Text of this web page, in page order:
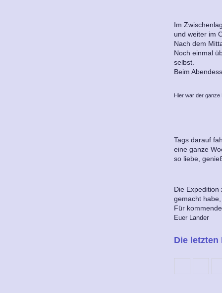
Im
und weiter im
Nach dem
Noch einmal
selbst.
Beim
Hier war der
Tags darauf
eine ganze
so liebe,
Die
gemacht
Für
Euer Lander
Die letzten